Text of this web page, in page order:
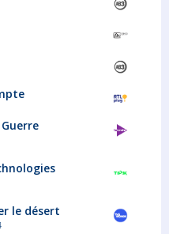
le désert